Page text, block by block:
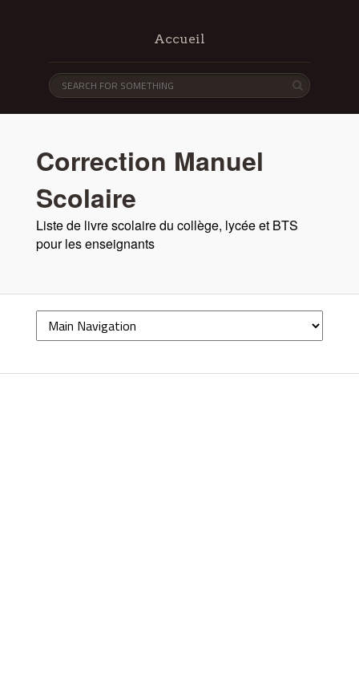
Accueil
Correction Manuel
Scolaire
Liste de livre scolaire du collège, lycée et BTS
pour les enseignants